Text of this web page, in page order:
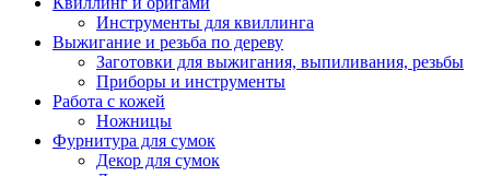
Инструменты для квиллинга
Выжигание и резьба по дереву
Заготовки для выжигания, выпиливания, резьбы
Приборы и инструменты
Работа с кожей
Ножницы
Фурнитура для сумок
Декор для сумок